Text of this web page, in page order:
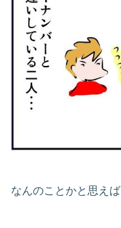
なんのことかと思えば